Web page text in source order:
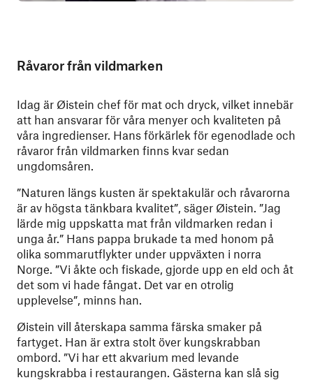
Råvaror från vildmarken
Idag är Øistein chef för mat och dryck, vilket innebär
att han ansvarar för våra menyer och kvaliteten på
våra ingredienser. Hans förkärlek för egenodlade och
råvaror från vildmarken finns kvar sedan
ungdomsåren.
”Naturen längs kusten är spektakulär och råvarorna
är av högsta tänkbara kvalitet”, säger Øistein. ”Jag
lärde mig uppskatta mat från vildmarken redan i
unga år.” Hans pappa brukade ta med honom på
olika sommarutflykter under uppväxten i norra
Norge. ”Vi åkte och fiskade, gjorde upp en eld och åt
det som vi hade fångat. Det var en otrolig
upplevelse”, minns han.
Øistein vill återskapa samma färska smaker på
fartyget. Han är extra stolt över kungskrabban
ombord. ”Vi har ett akvarium med levande
kungskrabba i restaurangen. Gästerna kan slå sig